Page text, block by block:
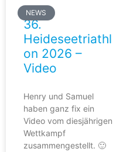
NEWS
36.
Heideseetriathl
on 2026 –
Video
Henry und Samuel
haben ganz fix ein
Video vom diesjährigen
Wettkampf
zusammengestellt. 🙂